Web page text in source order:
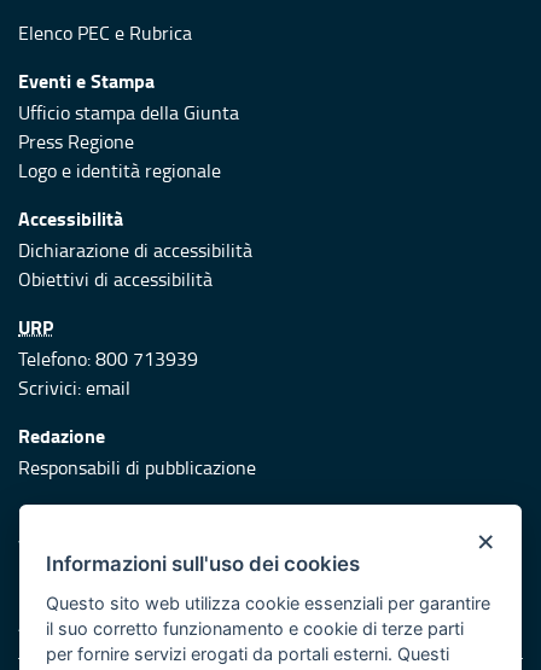
Elenco PEC e Rubrica
Eventi e Stampa
Ufficio stampa della Giunta
Press Regione
Logo e identità regionale
Accessibilità
Dichiarazione di accessibilità
Obiettivi di accessibilità
URP
Telefono: 800 713939
Scrivici:email
Redazione
Responsabili di pubblicazione
Protezione civile
Vai al sito di Protezione Civile Puglia
Iniziativa finanziata con risorse del POR Puglia 2014/2020 -
Asse XI
×
Informazioni sull'uso dei cookies
Questo sito web utilizza cookie essenziali per garantire
il suo corretto funzionamento e cookie di terze parti
per fornire servizi erogati da portali esterni. Questi